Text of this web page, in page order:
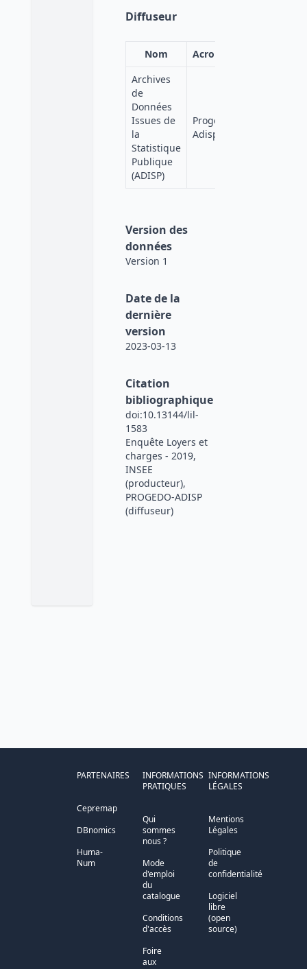
Diffuseur
Nom Acronyme
Archives
de
Données
Issues de
la
Statistique
Publique
(ADISP)
Progedo-
Adisp
Version des
données
Version 1
Date de la
dernière
version
2023-03-13
Citation
bibliographique
doi:10.13144/lil-
1583
Enquête Loyers et
charges - 2019,
INSEE
(producteur),
PROGEDO-ADISP
(diffuseur)
PARTENAIRES
Cepremap
DBnomics
Huma-
Num
INFORMATIONS
PRATIQUES
Qui
sommes
nous ?
Mode
d'emploi
du
catalogue
Conditions
d'accès
Foire
aux
INFORMATIONS
LÉGALES
Mentions
Légales
Politique
de
confidentialité
Logiciel
libre
(open
source)